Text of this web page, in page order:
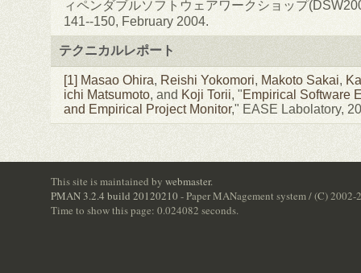
ィペンダブルソフトウェアワークショップ
141--150, February 2004.
テクニカルレポート
[1] Masao Ohira, Reishi Yokomori, Makoto Sakai,
ichi Matsumoto, and Koji Torii, "Empirical Software
and Empirical Project Monitor," EASE Labolatory,
This site is maintained by webmaster.
PMAN 3.2.4 build 20120210 - Paper MANagement system / (C)
Time to show this page: 0.024082 seconds.